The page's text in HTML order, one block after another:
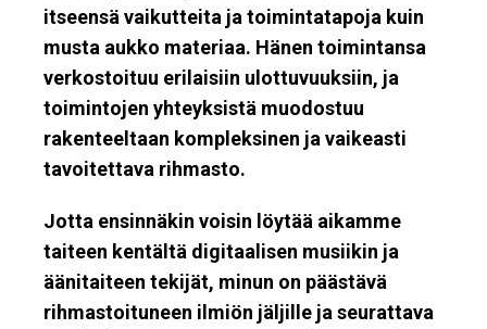
itseensä vaikutteita ja toimintatapoja kuin
musta aukko materiaa. Hänen toimintansa
verkostoituu erilaisiin ulottuvuuksiin, ja
toimintojen yhteyksistä muodostuu
rakenteeltaan kompleksinen ja vaikeasti
tavoitettava rihmasto.
Jotta ensinnäkin voisin löytää aikamme
taiteen kentältä digitaalisen musiikin ja
äänitaiteen tekijät, minun on päästävä
rihmastoituneen ilmiön jäljille ja seurattava